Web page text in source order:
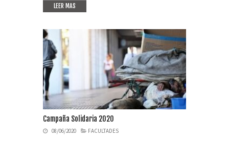
LEER MAS
Campaña Solidaria 2020
08/06/2020 FACULTADES